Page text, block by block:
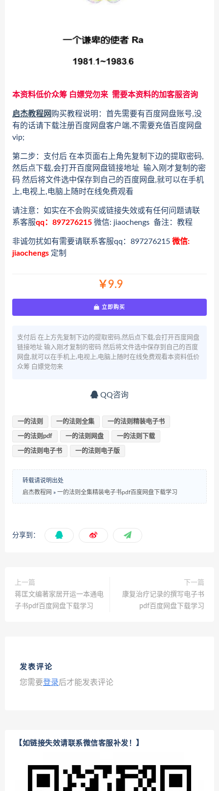
本资料低价众筹 白嫖党勿来 需要本资料的加客服咨询
启杰教程网购买教程说明：首先需要有百度网盘账号,没
有的话请下载注册百度网盘客户端,不需要充值百度网盘
vip;
第二步：支付后 在本页面右上角先复制下边的提取密码,
然后点下载,会打开百度网盘链接地址 输入刚才复制的密
码 然后将文件选中保存到自己的百度网盘,就可以在手机
上,电视上,电脑上随时在线免费观看
请注意：如实在不会购买或链接失效或有任何问题请联
系客服qq：897276215 微信: jiaochengs 备注：教程
非诚勿扰如有需要请联系客服qq：897276215 微信:
jiaochengs 定制
￥9.9
立即购买
支付后 在上方先复制下边的提取密码,然后点下载,会打开百度网盘
链接地址 输入刚才复制的密码 然后将文件选中保存到自己的百度
网盘,就可以在手机上,电视上,电脑上随时在线免费观看本资料低价
众筹 白嫖党勿来
QQ咨询
一的法则 一的法则全集 一的法则精装电子书
一的法则pdf 一的法则网盘 一的法则下载
一的法则电子书 一的法则电子版
转载请说明出处
启杰教程网 » 一的法则全集精装电子书pdf百度网盘下载学习
分享到：
上一篇
蒋匡文编著家居开运一本通电
子书pdf百度网盘下载学习
下一篇
康复治疗记录的撰写电子书
pdf百度网盘下载学习
发表评论
您需要登录后才能发表评论
【如链接失效请联系微信客服补发！】